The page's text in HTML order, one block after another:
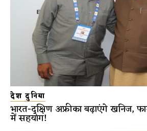
देश दुनिया
भारत-दक्षिण अफ्रीका बढ़ाएंगे खनिज,
में सहयोग!